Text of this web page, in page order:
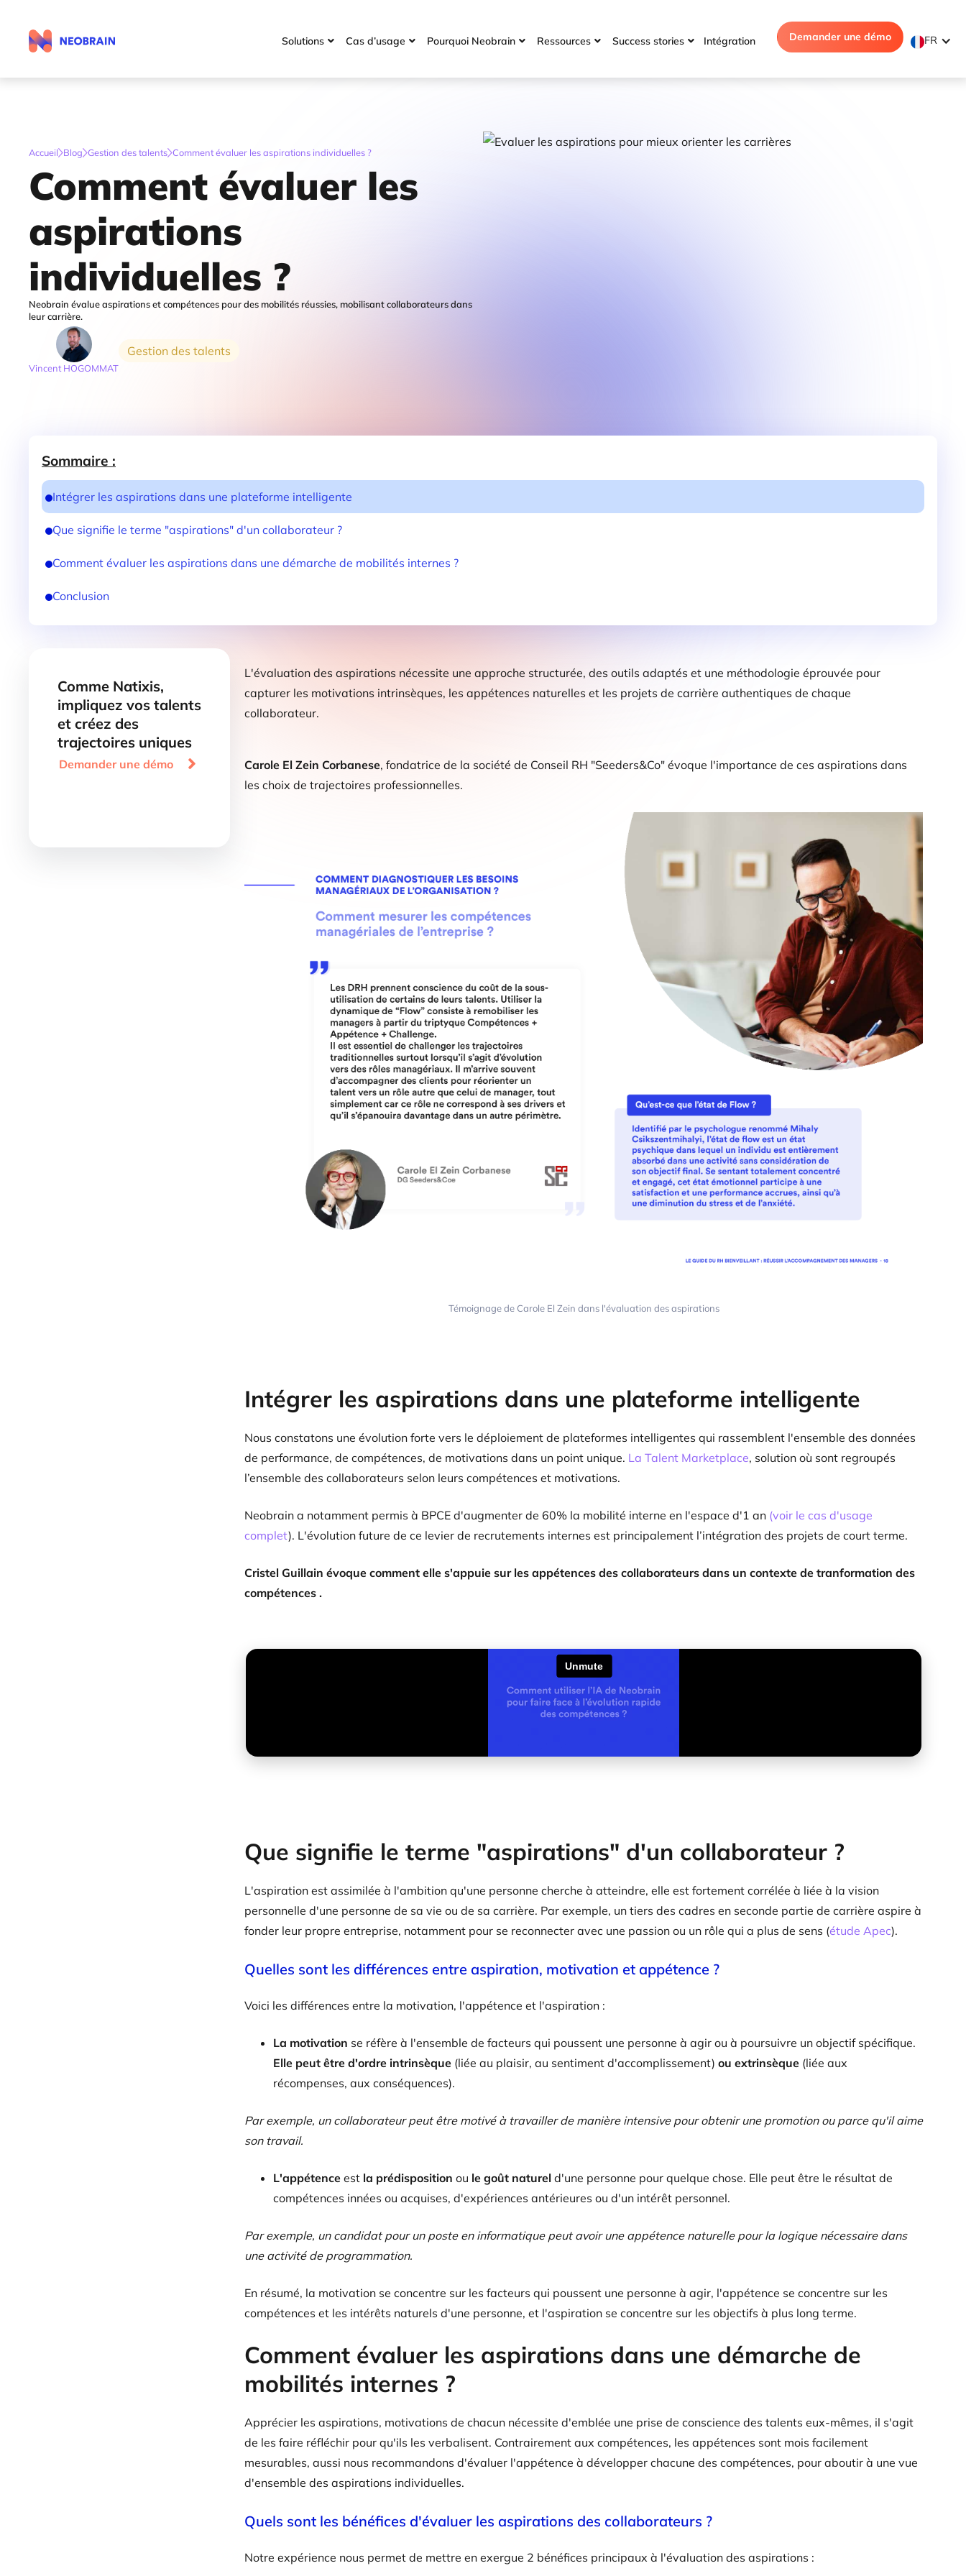
Solutions  Cas d’usage  Pourquoi Neobrain  Ressources  Success stories  Intégration Demander une démo FR
Accueil Blog Gestion des talents Comment évaluer les aspirations individuelles ?
Comment évaluer les
aspirations
individuelles ?
Neobrain évalue aspirations et compétences pour des mobilités réussies, mobilisant collaborateurs dans
leur carrière.
Vincent HOGOMMAT
Gestion des talents
Sommaire :
Intégrer les aspirations dans une plateforme intelligente
Que signifie le terme "aspirations" d'un collaborateur ?
Comment évaluer les aspirations dans une démarche de mobilités internes ?
Conclusion
Comme Natixis,
impliquez vos talents
et créez des
trajectoires uniques
Demander une démo 
L'évaluation des aspirations nécessite une approche structurée, des outils adaptés et une méthodologie éprouvée pour
capturer les motivations intrinsèques, les appétences naturelles et les projets de carrière authentiques de chaque
collaborateur.
Carole El Zein Corbanese, fondatrice de la société de Conseil RH "Seeders&Co" évoque l'importance de ces aspirations dans
les choix de trajectoires professionnelles.
Témoignage de Carole El Zein dans l'évaluation des aspirations
Intégrer les aspirations dans une plateforme intelligente
Nous constatons une évolution forte vers le déploiement de plateformes intelligentes qui rassemblent l'ensemble des données
de performance, de compétences, de motivations dans un point unique. La Talent Marketplace, solution où sont regroupés
l’ensemble des collaborateurs selon leurs compétences et motivations.
Neobrain a notamment permis à BPCE d'augmenter de 60% la mobilité interne en l'espace d'1 an (voir le cas d'usage
complet). L'évolution future de ce levier de recrutements internes est principalement l’intégration des projets de court terme.
Cristel Guillain évoque comment elle s'appuie sur les appétences des collaborateurs dans un contexte de tranformation des
compétences .
Que signifie le terme "aspirations" d'un collaborateur ?
L'aspiration est assimilée à l'ambition qu'une personne cherche à atteindre, elle est fortement corrélée à liée à la vision
personnelle d'une personne de sa vie ou de sa carrière. Par exemple, un tiers des cadres en seconde partie de carrière aspire à
fonder leur propre entreprise, notamment pour se reconnecter avec une passion ou un rôle qui a plus de sens (étude Apec).
Quelles sont les différences entre aspiration, motivation et appétence ?
Voici les différences entre la motivation, l'appétence et l'aspiration :
La motivation se réfère à l'ensemble de facteurs qui poussent une personne à agir ou à poursuivre un objectif spécifique.
Elle peut être d'ordre intrinsèque (liée au plaisir, au sentiment d'accomplissement) ou extrinsèque (liée aux
récompenses, aux conséquences).
Par exemple, un collaborateur peut être motivé à travailler de manière intensive pour obtenir une promotion ou parce qu'il aime
son travail.
L'appétence est la prédisposition ou le goût naturel d'une personne pour quelque chose. Elle peut être le résultat de
compétences innées ou acquises, d'expériences antérieures ou d'un intérêt personnel.
Par exemple, un candidat pour un poste en informatique peut avoir une appétence naturelle pour la logique nécessaire dans
une activité de programmation.
En résumé, la motivation se concentre sur les facteurs qui poussent une personne à agir, l'appétence se concentre sur les
compétences et les intérêts naturels d'une personne, et l'aspiration se concentre sur les objectifs à plus long terme.
Comment évaluer les aspirations dans une démarche de
mobilités internes ?
Apprécier les aspirations, motivations de chacun nécessite d'emblée une prise de conscience des talents eux-mêmes, il s'agit
de les faire réfléchir pour qu'ils les verbalisent. Contrairement aux compétences, les appétences sont mois facilement
mesurables, aussi nous recommandons d'évaluer l'appétence à développer chacune des compétences, pour aboutir à une vue
d'ensemble des aspirations individuelles.
Quels sont les bénéfices d'évaluer les aspirations des collaborateurs ?
Notre expérience nous permet de mettre en exergue 2 bénéfices principaux à l'évaluation des aspirations :